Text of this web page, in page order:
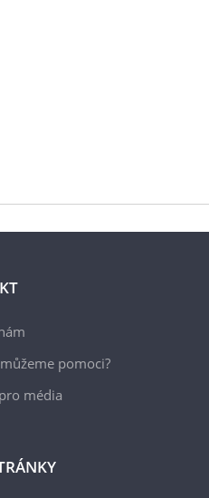
pomoci?
média